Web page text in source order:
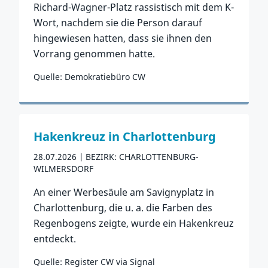
Richard-Wagner-Platz rassistisch mit dem K-
Wort, nachdem sie die Person darauf
hingewiesen hatten, dass sie ihnen den
Vorrang genommen hatte.
Quelle: Demokratiebüro CW
Zum Vorfall
Hakenkreuz in Charlottenburg
28.07.2026
BEZIRK: CHARLOTTENBURG-
WILMERSDORF
An einer Werbesäule am Savignyplatz in
Charlottenburg, die u. a. die Farben des
Regenbogens zeigte, wurde ein Hakenkreuz
entdeckt.
Quelle: Register CW via Signal